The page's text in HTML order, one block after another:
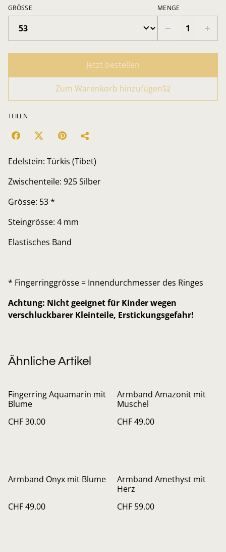
GRÖSSE MENGE
Jetzt bestellen
Zum Warenkorb hinzufügen
TEILEN
Edelstein: Türkis (Tibet)
Zwischenteile: 925 Silber
Grösse: 53 *
Steingrösse: 4 mm
Elastisches Band
* Fingerringgrösse = Innendurchmesser des Ringes
Achtung: Nicht geeignet für Kinder wegen
verschluckbarer Kleinteile, Erstickungsgefahr!
Ähnliche Artikel
Fingerring Aquamarin mit
Blume
CHF 30.00
Armband Amazonit mit
Muschel
CHF 49.00
Armband Onyx mit Blume
CHF 49.00
Armband Amethyst mit
Herz
CHF 59.00